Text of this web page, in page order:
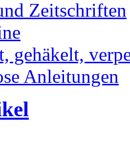
Zeitschriften
gehäkelt,
Anleitungen